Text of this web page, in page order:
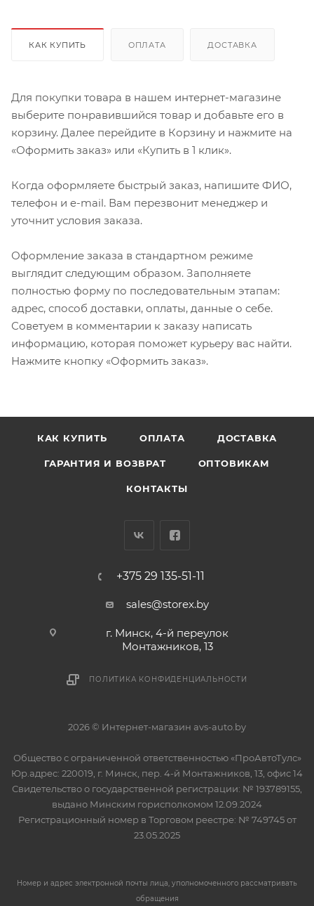
КАК КУПИТЬ ОПЛАТА ДОСТАВКА
Для покупки товара в нашем интернет-магазине
выберите понравившийся товар и добавьте его в
корзину. Далее перейдите в Корзину и нажмите на
«Оформить заказ» или «Купить в 1 клик».
Когда оформляете быстрый заказ, напишите ФИО,
телефон и e-mail. Вам перезвонит менеджер и
уточнит условия заказа.
Оформление заказа в стандартном режиме
выглядит следующим образом. Заполняете
полностью форму по последовательным этапам:
адрес, способ доставки, оплаты, данные о себе.
Советуем в комментарии к заказу написать
информацию, которая поможет курьеру вас найти.
Нажмите кнопку «Оформить заказ».
КАК КУПИТЬ ОПЛАТА ДОСТАВКА
ГАРАНТИЯ И ВОЗВРАТ ОПТОВИКАМ
КОНТАКТЫ
+375 29 135-51-11
sales@storex.by
г. Минск, 4-й переулок
Монтажников, 13
ПОЛИТИКА КОНФИДЕНЦИАЛЬНОСТИ
2026 © Интернет-магазин avs-auto.by
Общество с ограниченной ответственностью «ПроАвтоТулс»
Юр.адрес: 220019, г. Минск, пер. 4-й Монтажников, 13, офис 14
Свидетельство о государственной регистрации: № 193789155,
выдано Минским горисполкомом 12.09.2024
Регистрационный номер в Торговом реестре: № 749745 от
23.05.2025
Номер и адрес электронной почты лица, уполномоченного рассматривать
обращения